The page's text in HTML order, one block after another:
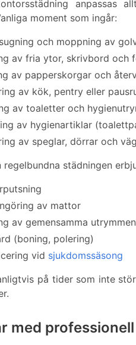
anpassas
moment som ingår:
och moppning av
av fria ytor, skrivbord och
av papperskorgar och
av kök, pentry eller
av toaletter och
av hygienartiklar
av speglar, dörrar och
regelbundna städningen
av mattor
av gemensamma utrymmen
(boning, polering)
vid sjukdomssäsong
på tider som inte
med